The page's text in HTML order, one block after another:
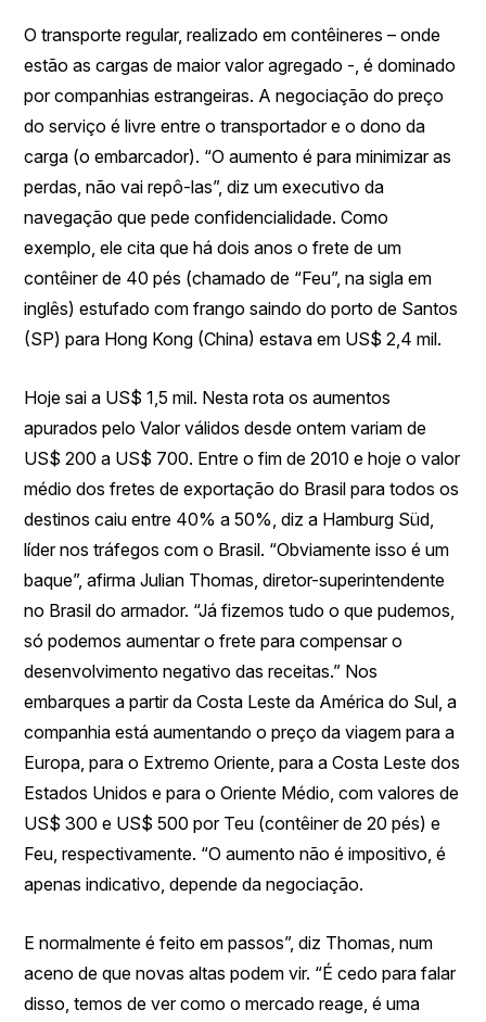
O transporte regular, realizado em contêineres – onde
estão as cargas de maior valor agregado -, é dominado
por companhias estrangeiras. A negociação do preço
do serviço é livre entre o transportador e o dono da
carga (o embarcador). “O aumento é para minimizar as
perdas, não vai repô-las”, diz um executivo da
navegação que pede confidencialidade. Como
exemplo, ele cita que há dois anos o frete de um
contêiner de 40 pés (chamado de “Feu”, na sigla em
inglês) estufado com frango saindo do porto de Santos
(SP) para Hong Kong (China) estava em US$ 2,4 mil.
Hoje sai a US$ 1,5 mil. Nesta rota os aumentos
apurados pelo Valor válidos desde ontem variam de
US$ 200 a US$ 700. Entre o fim de 2010 e hoje o valor
médio dos fretes de exportação do Brasil para todos os
destinos caiu entre 40% a 50%, diz a Hamburg Süd,
líder nos tráfegos com o Brasil. “Obviamente isso é um
baque”, afirma Julian Thomas, diretor-superintendente
no Brasil do armador. “Já fizemos tudo o que pudemos,
só podemos aumentar o frete para compensar o
desenvolvimento negativo das receitas.” Nos
embarques a partir da Costa Leste da América do Sul, a
companhia está aumentando o preço da viagem para a
Europa, para o Extremo Oriente, para a Costa Leste dos
Estados Unidos e para o Oriente Médio, com valores de
US$ 300 e US$ 500 por Teu (contêiner de 20 pés) e
Feu, respectivamente. “O aumento não é impositivo, é
apenas indicativo, depende da negociação.
E normalmente é feito em passos”, diz Thomas, num
aceno de que novas altas podem vir. “É cedo para falar
disso, temos de ver como o mercado reage, é uma